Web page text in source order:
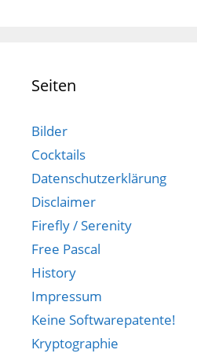
Seiten
Bilder
Cocktails
Datenschutzerklärung
Disclaimer
Firefly / Serenity
Free Pascal
History
Impressum
Keine Softwarepatente!
Kryptographie